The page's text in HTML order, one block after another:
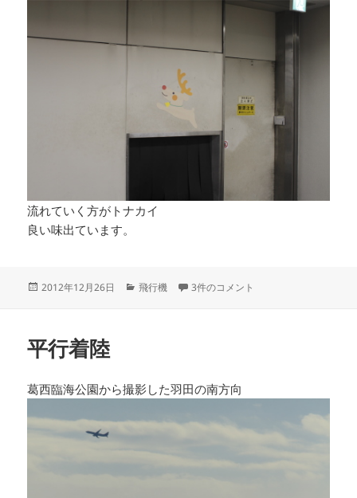
流れていく方がトナカイ
良い味出ています。
投
2012年12月26日
カ
飛行機 伊丹空港クリスマスイブ への
3件のコメント
平行着陸
葛西臨海公園から撮影した羽田の南方向